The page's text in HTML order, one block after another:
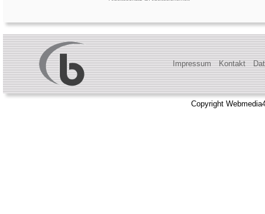
Impressum Kontakt
Copyright